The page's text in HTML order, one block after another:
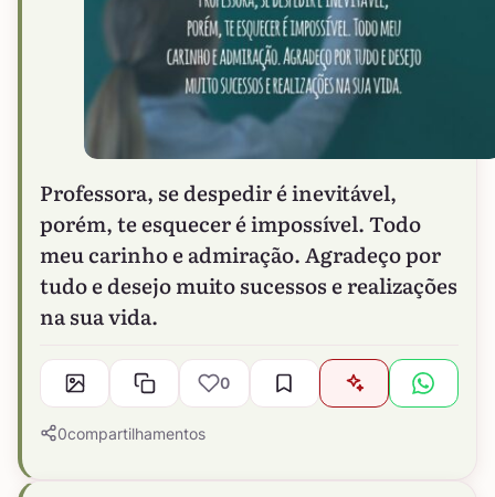
Professora, se despedir é inevitável,
porém, te esquecer é impossível. Todo
meu carinho e admiração. Agradeço por
tudo e desejo muito sucessos e realizações
na sua vida.
0
0compartilhamentos